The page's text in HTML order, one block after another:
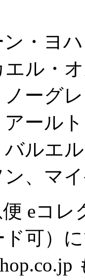
・ヨ
ル・
ーグ
ール
ルエ
、マ
eコ
可）